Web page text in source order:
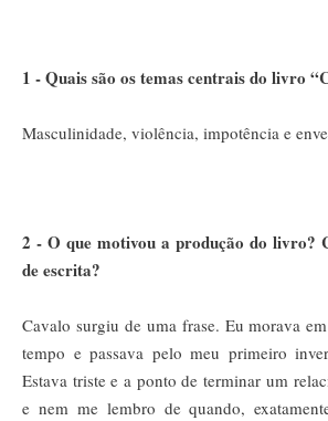
1 - Quais são os temas centrais do livro
Masculinidade, violência, impotência e
2 - O que motivou a produção do livro?
de escrita?
Cavalo surgiu de uma frase. Eu morava
tempo e passava pelo meu primeiro
Estava triste e a ponto de terminar um
e nem me lembro de quando,